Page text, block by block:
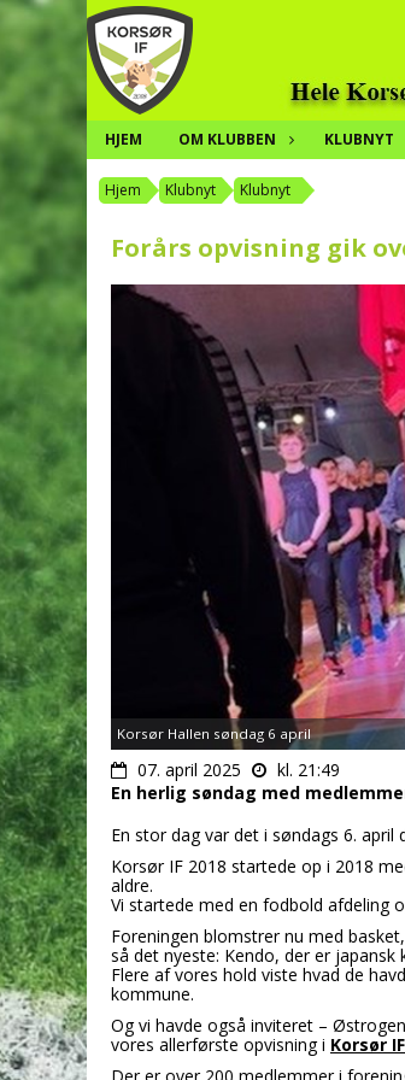
HJEM OM KLUBBEN KLUBNYT
Hjem Klubnyt Klubnyt
Forårs opvisning gik
Korsør Hallen søndag 6 april
07. april 2025
kl. 21:49
En herlig søndag med
En stor dag var det i søndags 6.
Korsør IF 2018 startede op i 2018
aldre.
Vi startede med en fodbold afdeling
Foreningen blomstrer nu med
så det nyeste: Kendo, der er japansk
Flere af vores hold viste hvad de
kommune.
Og vi havde også inviteret –
vores allerførste opvisning i Korsør